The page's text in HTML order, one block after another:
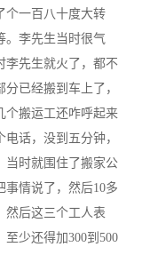
个一百八十度大转
。李先生当时很气
李先生就火了，都不
已经搬到车上了，
个搬运工还咋呼起来
话，没到五分钟，
当时就围住了搬家公
事情说了，然后10多
然后这三个工人表
少还得加300到500